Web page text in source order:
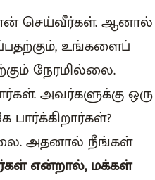
செய்வீர்கள். ஆனால்
உங்களைப்
நேரமில்லை.
அவர்களுக்கு ஒரு
அதனால் நீங்கள்
என்றால், மக்கள்